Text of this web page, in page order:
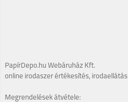
PapírDepo.hu Webáruház Kft.
online irodaszer értékesítés, irodaellátás
Megrendelések átvétele: